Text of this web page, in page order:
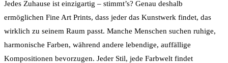
Jedes Zuhause ist einzigartig – stimmt’s? Genau deshalb
ermöglichen Fine Art Prints, dass jeder das Kunstwerk findet, das
wirklich zu seinem Raum passt. Manche Menschen suchen ruhige,
harmonische Farben, während andere lebendige, auffällige
Kompositionen bevorzugen. Jeder Stil, jede Farbwelt findet